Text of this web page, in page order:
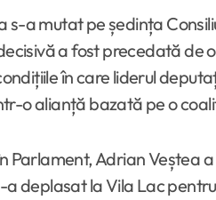
a mutat pe ședința
a fost precedată
în care liderul
o alianță bazată pe o
Parlament, Adrian
deplasat la Vila Lac